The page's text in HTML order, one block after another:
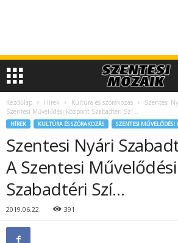
Kezdőlap Hírek Kultúra és szórakozás
Szentesi
Szentesi Művelődési Központ Szabadtéri Szí…
HÍREK KULTÚRA ÉS SZÓRAKOZÁS SZENTESI MŰVELŐDÉSI
Szentesi Nyári
A Szentesi
Szabadtéri Szí…
2019.06.22. 391